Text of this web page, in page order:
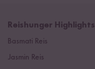
Reishunger Highlights
Basmati Reis
Jasmin Reis